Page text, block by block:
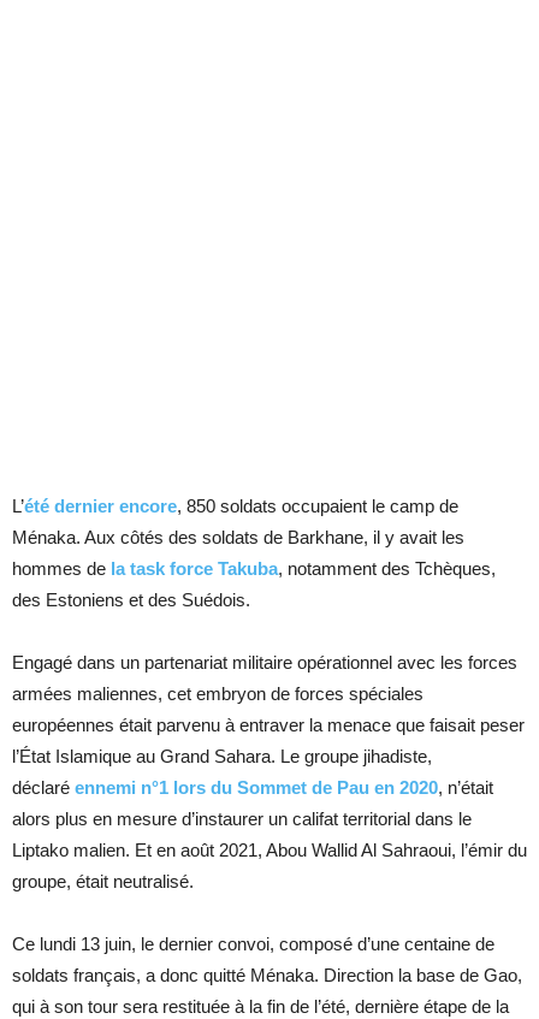
L’été dernier encore, 850 soldats occupaient le camp de
Ménaka. Aux côtés des soldats de Barkhane, il y avait les
hommes de la task force Takuba, notamment des Tchèques,
des Estoniens et des Suédois.
Engagé dans un partenariat militaire opérationnel avec les forces
armées maliennes, cet embryon de forces spéciales
européennes était parvenu à entraver la menace que faisait peser
l’État Islamique au Grand Sahara. Le groupe jihadiste,
déclaré ennemi n°1 lors du Sommet de Pau en 2020, n’était
alors plus en mesure d’instaurer un califat territorial dans le
Liptako malien. Et en août 2021, Abou Wallid Al Sahraoui, l’émir du
groupe, était neutralisé.
Ce lundi 13 juin, le dernier convoi, composé d’une centaine de
soldats français, a donc quitté Ménaka. Direction la base de Gao,
qui à son tour sera restituée à la fin de l’été, dernière étape de la